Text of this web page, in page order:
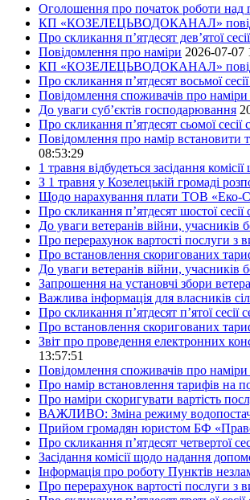
Оголошення про початок роботи над
КП «КОЗЕЛЕЦЬВОДОКАНАЛ»
Про скликання п’ятдесят дев’ятої
Повідомлення про наміри 2026-07-07
КП «КОЗЕЛЕЦЬВОДОКАНАЛ»
Про скликання п’ятдесят восьмої
Повідомлення споживачів про наміри
До уваги суб’єктів господарювання
Про скликання п’ятдесят сьомої
Повідомлення про намір встановити
08:53:29
1 травня відбудеться засідання
З 1 травня у Козелецькій громаді
Щодо нарахування плати ТОВ «Еко-
Про скликання п’ятдесят шостої
До уваги ветеранів війни, учасників
Про перерахунок вартості послуги з
Про встановлення скоригованих
До уваги ветеранів війни, учасників
Запрошення на установчі збори
Важлива інформація для власників
Про скликання п’ятдесят п’ятої
Про встановлення скоригованих
Звіт про проведення електронних
13:57:51
Повідомлення споживачів про наміри
Про намір встановлення тарифів на
Про наміри скоригувати вартість
ВАЖЛИВО: Зміна режиму
Прийом громадян юристом БФ
Про скликання п’ятдесят четвертої
Засідання комісії щодо надання
Інформація про роботу Пунктів
Про перерахунок вартості послуги з